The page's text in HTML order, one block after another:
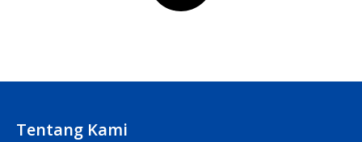
Tentang Kami